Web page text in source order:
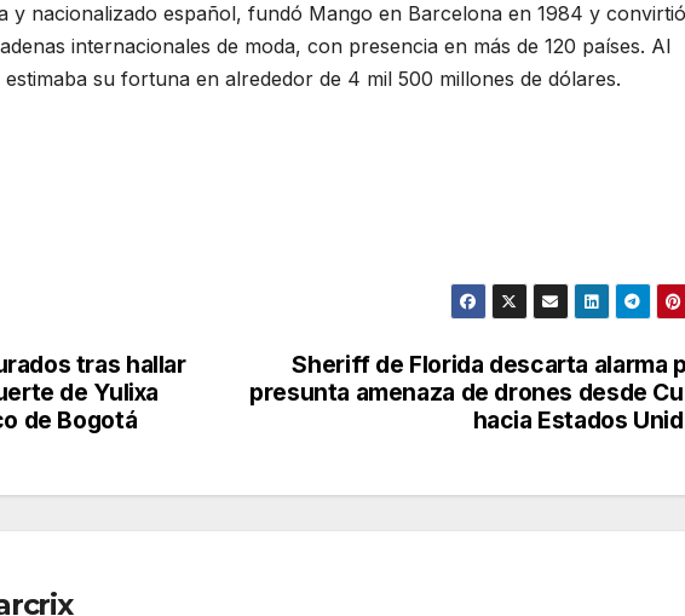
y nacionalizado español, fundó Mango en Barcelona en 1984 y
internacionales de moda, con presencia en más de 120 países. Al
su fortuna en alrededor de 4 mil 500 millones de dólares.
Sheriff de Florida descarta alarma
presunta amenaza de drones desde
hacia Estados
tras hallar
de Yulixa
de Bogotá